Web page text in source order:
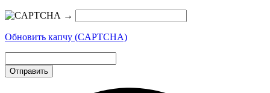
→
Обновить капчу (CAPTCHA)
Отправить